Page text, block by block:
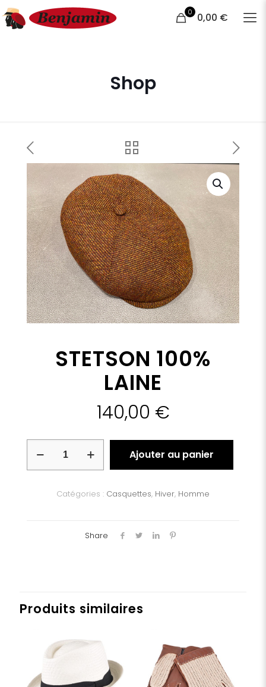
0 0,00 €
Shop
STETSON 100%
LAINE
140,00 €
Ajouter au panier
Catégories : Casquettes, Hiver, Homme
Share
Produits similaires